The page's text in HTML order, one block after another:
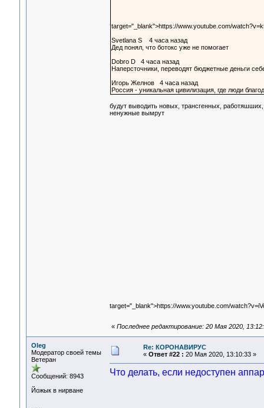
target="_blank">https://www.youtube.com/
Svetlana S 4 часа назад
Дед понял, что ботокс уже не помогает
Dobro D 4 часа назад
Наперсточники, переводят бюджетные деньги
Игорь Желнов 4 часа назад
Россия - уникальная цивилизация, где люди
будут выводить новых, трансгенных,
ненужные вымрут
target="_blank">https://www.youtube.com/
« Последнее редактирование: 20 Мая 2020,
Oleg
Модератор своей темы
Ветеран
Сообщений: 8943
Йожык в нирване
Re: КОРОНАВИРУС
« Ответ #22 : 20 Мая 2020, 13:10:33 »
Что делать, если недоступен